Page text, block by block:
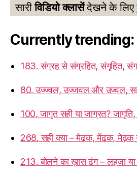
सारीविडियो क्लासेंदेखने के लिए
Currently trending:
183. संग्रह से संग्रहित, संगृहित,
80. उज्ज्वल, उज्जवल और उज्वल,
100. जागृत सही या जाग्रत? जागृति,
268. सही क्या – मेढक, मेंढक, मेढ़क
213. बोलने का ख़ास ढंग – लहजा